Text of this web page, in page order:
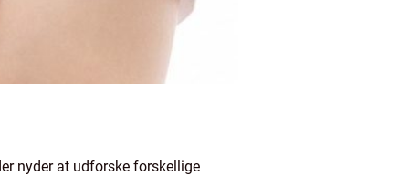
nyder at udforske forskellige